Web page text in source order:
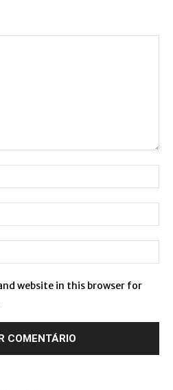
website in this browser for